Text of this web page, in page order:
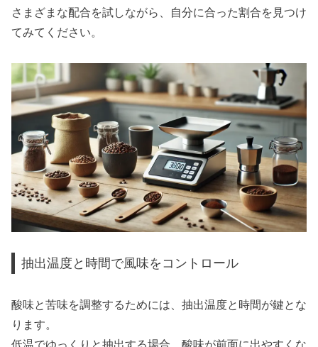
さまざまな配合を試しながら、自分に合った割合を見つけ
てみてください。
抽出温度と時間で風味をコントロール
酸味と苦味を調整するためには、抽出温度と時間が鍵とな
ります。
低温でゆっくりと抽出する場合、酸味が前面に出やすくな